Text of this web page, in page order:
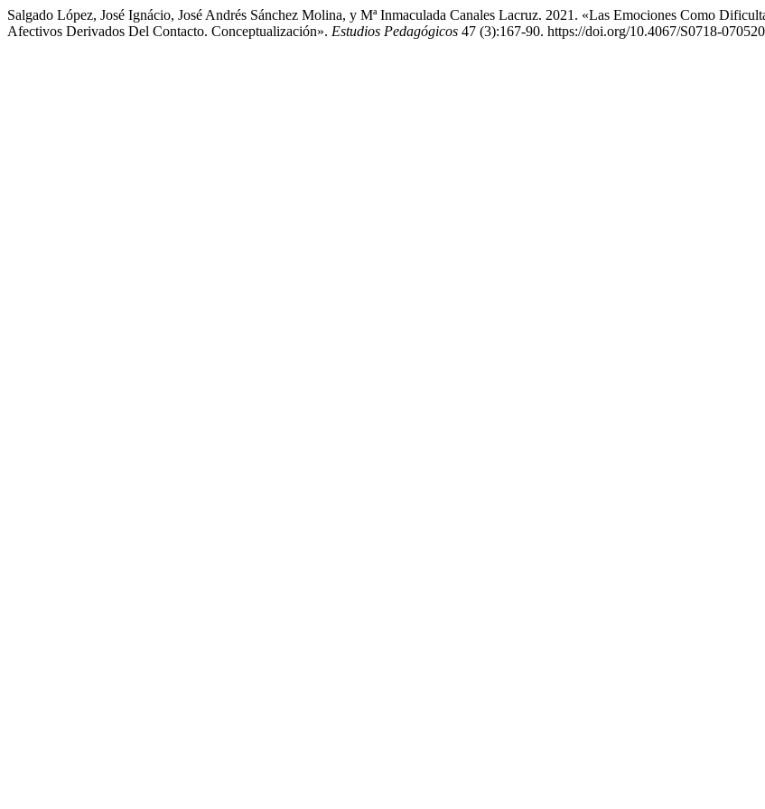
Salgado López, José Ignácio, José Andrés Sánchez Molina, y Mª Inmaculada Canales Lacruz. 2021. «Las Emociones Como
Afectivos Derivados Del Contacto. Conceptualización». Estudios Pedagógicos 47 (3):167-90. https://doi.org/10.4067/S0718-